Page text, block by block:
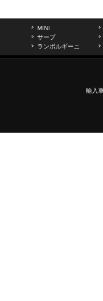
MINI
サーブ
ランボルギーニ
輸入